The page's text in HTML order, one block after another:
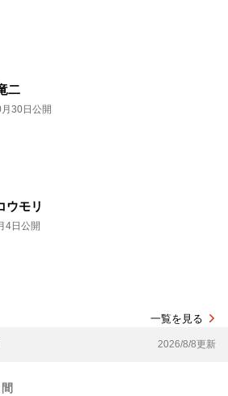
二
30日公開
ウモリ
4日公開
一覧を見る
2026/8/8更新